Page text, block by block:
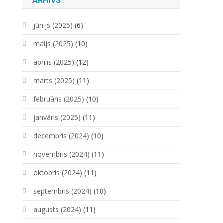
jūnijs (2025) (6)
maijs (2025) (10)
aprīlis (2025) (12)
marts (2025) (11)
februāris (2025) (10)
janvāris (2025) (11)
decembris (2024) (10)
novembris (2024) (11)
oktobris (2024) (11)
septembris (2024) (10)
augusts (2024) (11)